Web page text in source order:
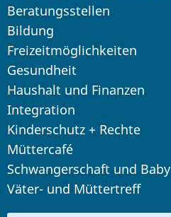
Beratungsstellen
Bildung
Freizeitmöglichkeiten
Gesundheit
Haushalt und Finanzen
Integration
Kinderschutz + Rechte
Müttercafé
Schwangerschaft und Baby
Väter- und Müttertreff